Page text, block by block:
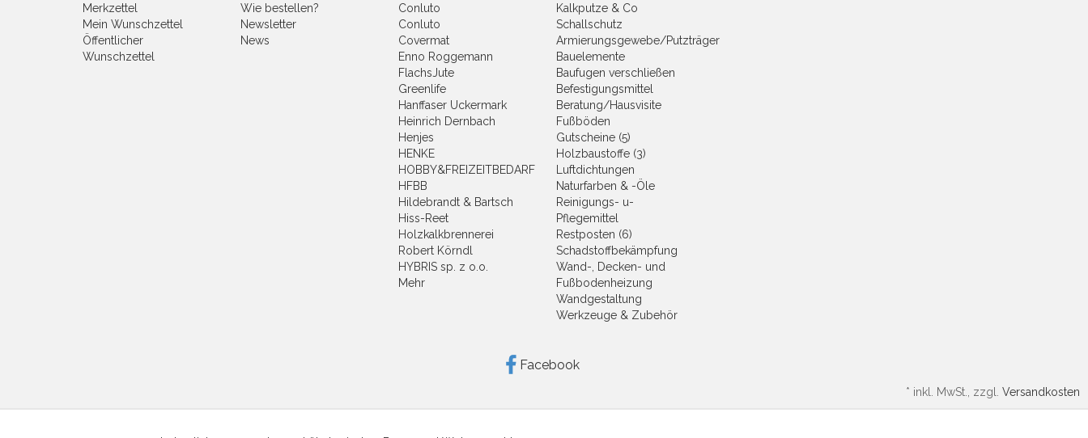
Merkzettel
Mein Wunschzettel
Öffentlicher
Wunschzettel
Wie bestellen?
Newsletter
News
Conluto
Conluto
Covermat
Enno Roggemann
FlachsJute
Greenlife
Hanffaser Uckermark
Heinrich Dernbach
Henjes
HENKE
HOBBY&FREIZEITBEDARF
HFBB
Hildebrandt & Bartsch
Hiss-Reet
Holzkalkbrennerei
Robert Körndl
HYBRIS sp. z o.o.
Mehr
Kalkputze & Co
Schallschutz
Armierungsgewebe/Putzträger
Bauelemente
Baufugen verschließen
Befestigungsmittel
Beratung/Hausvisite
Fußböden
Gutscheine (5)
Holzbaustoffe (3)
Luftdichtungen
Naturfarben & -Öle
Reinigungs- u-
Pflegemittel
Restposten (6)
Schadstoffbekämpfung
Wand-, Decken- und
Fußbodenheizung
Wandgestaltung
Werkzeuge & Zubehör
Facebook
* inkl. MwSt., zzgl. Versandkosten